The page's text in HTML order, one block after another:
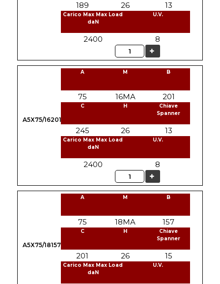
189 26 13
Carico Max Max Load
daN
2400
U.V.
8
Quantità
A5X75/16201
A
75
M
16MA
B
201
C
245
H
26
Chiave
Spanner
13
Carico Max Max Load
daN
2400
U.V.
8
Quantità
A5X75/18157
A
75
M
18MA
B
157
C
201
H
26
Chiave
Spanner
15
Carico Max Max Load
daN
U.V.